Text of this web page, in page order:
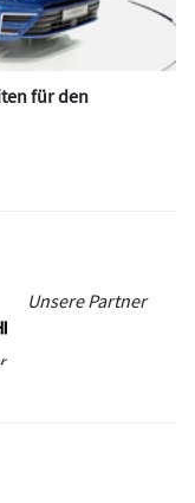
für den
Unsere Partner